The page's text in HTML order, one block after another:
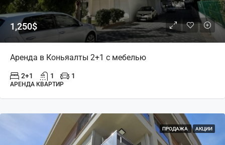
1,250$
Аренда в Коньяалты 2+1 с мебелью
2+1 1 1
АРЕНДА КВАРТИР
ПРОДАЖА АКЦИИ